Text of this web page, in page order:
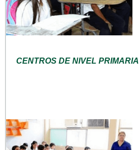
CENTROS DE NIVEL PRIMARIA